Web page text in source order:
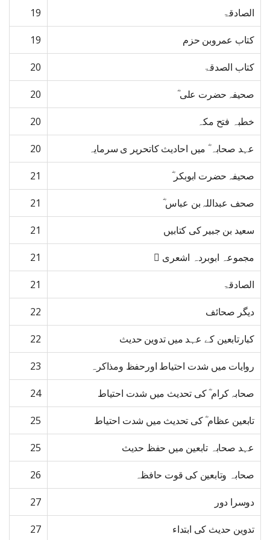
الصادقۃ 19
کتاب عمروبن حزم 19
کتاب الصدقۃ 20
صحیفہ حضرت علی ؓ 20
خطبہ فتح مکہ 20
عہد صحابہ ؓ میں احادیث کاتحریر ی سرمایہ 20
صحیفہ حضرت ابوبکر ؓ 21
صحف عبداللہ بن عباس ؓ 21
سعید بن جبیر کی کتابیں 21
مجموعہ ابوبردہ اشعری  21
الصادقۃ 21
دیگر صحائف 22
کبارتابعین کے عہد میں تدوین حدیث 22
روایات میں شدت احتیاط اورحفظ ومذاکرہ 23
صحابہ کرام ؓ کی تحدیث میں شدت احتیاط 24
تابعین عظام ؓ کی تحدیث میں شدت احتیاط 25
عہد صحابہ تابعین میں حفظ حدیث 25
صحابہ وتابعین کی قوت حافظہ 26
دوسرا دور 27
تدوین حدیث کی ابتداء 27